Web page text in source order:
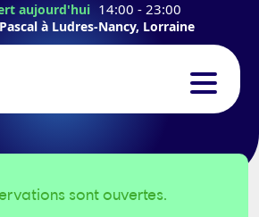
aujourd'hui 14:00 - 23:00
à Ludres-Nancy, Lorraine
sont ouvertes.